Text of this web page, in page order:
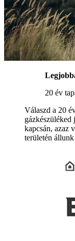
20 év
Válaszd a 20
gázkészüléked
kapcsán, azaz
területén állunk